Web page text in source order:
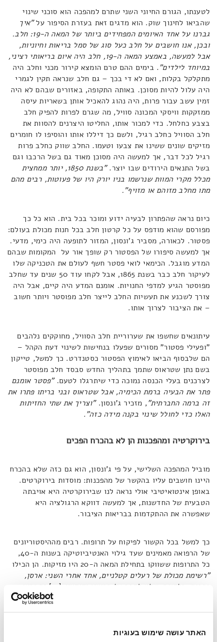
האתר עושה שימוש בעוגיות
לטענתו, הגורם החיוני השני שתרם למהפכה הוא סוכני שינוי
שהביאו לחינוך שוק. הוא מדגים זאת בעזרת הסיפור על"איך
גברנו על אחד האיומים המפחידים ביותר של המאה ה-19: חלב.
ובכן, אנו חושבים על חלב כעל סוג של סמל בריאות וחיוניות,
אבל למעשה, באמצע המאה ה-19, חלב היה איום בריאותי רציני,
במיוחד לילדים". בימים ההם טרם הומצא קירור מכני וחלב היה
מתקלקל בקלות, ואם לא די בכך – גם חלב שנראה תקין לגמרי
היה עלול להיות מסוכן. באותה התקופה, באזורים שבהם לא היה
זמין עשב עבור פרות, היה נהוג להאכיל אותן בשאריות עיסה
ממזקקות וויסקי המכונה סוויל, מה שגרם לפרות להפיק חלב
בצבע כחלחל. כדי למכור אותו, החליטו היצרנים להסוות את
חלב הסוויל כחלב רגיל, ולשם כך דיללו אותו והוסיפו לו חומרים
מזיקים שונים ששינו את צבעו וטעמו. החלב שווק כחלב פרות
רגיל לכל דבר, אך למעשה היה מסוכן מאוד גם בשל הרכבו וגם
בשל התנאים הירודים שבו יוצר.
"בשנת 1850, יותר ממחצית
מכלל מקרי המוות שנרשמו בניו יורק היו של פעוטות, רבים מהם
מתו מחלב מזוהם או מזויף".
כיום נראה שהפתרון לבעיה ידוע ומוכר בכל בית. הוא כל כך
מפורסם שהוא מודפס על כל קרטון חלב בכל חנות מכולת בעולם:
פסטור. לכאורה, מסביר ג'ונסון, המזור לתופעה היה כימי, מדעי.
אך למעשה סיפורו של הפסטור רק שופך אור על המקומות שבהם
המדע מוגבל. הכימאי לואי פסטר חשף לעולם את הטכניקה שלו
לעיקור חלב כבר בשנת 1865, אבל לקחו עוד 50 שנים עד שחלב
מפוסטר הגיע למדפי החנויות. אומנם המדע היה קיים, אבל היה
צורך לשכנע את תעשיות החלב לייצר חלב מפוסטר ויותר חשוב
– את הציבור לצרוך אותו.
עיתונאים שחשפו את שערוריית חלב הסוויל, מחוקקים נלהבים
"ופעילי פסטור" מסורים שפעלו בנחישות לשינוי דעת הקהל –
הם שלבסוף הביאו לאימוץ הפסטור כסטנדרט. כך למשל, טייקון
בשם נתן שטראוס שתמך בתהליך החדש סבסד חלב מפוסטר
לצרכנים בעלי הכנסה נמוכה כדי שיתרגלו לטעם."פסטר אומנם
פתר את הבעיה ברמת הכימיה, אבל שטראוס ובני בריתו פתרו את
זה ברמה החברתית", מזכיר ג'ונסון."וצריך את שתי החזיתות
האלו כדי לחולל שינוי בקנה מידה כזה".
בירוקרטיה ומהפכנות הן לא בהכרח הפכים
מוביל המהפכה השלישי, על פי ג'ונסון, הוא גם כזה שלא בהכרח
היינו חושבים עליו בהקשר של מהפכנות: מוסדות בירוקרטים.
באופן אינטואיטיבי אולי נראה לנו שבירוקרטיה היא אויבתה
הטבעית של החדשנות, אך למעשה דווקא הרגולציה היא
שאפשרה את ההתקדמות בבריאות הציבור.
כך למשל בכל הקשור לפיקוח על תרופות. רבים מההיסטוריונים
של הרפואה מאמינים שעד גילוי האנטיביוטיקה בשנות ה-40,
כל התרופות ששווקו בתחילת המאה ה-20 היו מזיקות. הן הכילו
"רשימת מכולת של רעלים קטלניים, אחד אחרי השני: ארסן,
כספית, בלדונה, שלא לדבר על הרואין וקוקאין
[…]
אותה כסירופ קל לבליעה במקום כגלולות, החליט היצרן להמיס